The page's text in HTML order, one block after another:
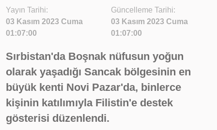
Yayın Tarihi:
03 Kasım 2023 Cuma
01:07:00
Güncelleme Tarihi:
03 Kasım 2023 Cuma
01:07:00
Sırbistan'da Boşnak nüfusun yoğun
olarak yaşadığı Sancak bölgesinin en
büyük kenti Novi Pazar'da, binlerce
kişinin katılımıyla Filistin'e destek
gösterisi düzenlendi.